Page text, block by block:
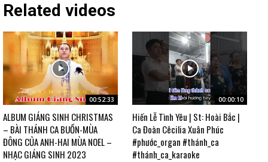
Related videos
00:52:33
ALBUM GIÁNG SINH CHRISTMAS
– BÀI THÁNH CA BUỒN-MÙA
ĐÔNG CỦA ANH-HAI MÙA NOEL –
NHẠC GIÁNG SINH 2023
00:00:10
Hiến Lễ Tình Yêu | St: Hoài Bắc |
Ca Đoàn Cêcilia Xuân Phúc
#phước_organ #thánh_ca
#thánh_ca_karaoke